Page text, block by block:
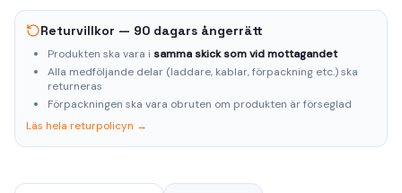
Returvillkor — 90 dagars ångerrätt
Produkten ska vara i samma skick som vid mottagandet
Alla medföljande delar (laddare, kablar, förpackning etc.) ska
returneras
Förpackningen ska vara obruten om produkten är förseglad
Läs hela returpolicyn →